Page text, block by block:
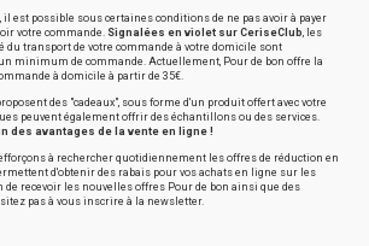
est possible sous certaines conditions de ne pas avoir à payer
votre commande. Signalées en violet sur CeriseClub, les
transport de votre commande à votre domicile sont
minimum de commande. Actuellement, Pour de bon offre la
à domicile à partir de 35€.
des "cadeaux", sous forme d'un produit offert avec votre
peuvent également offrir des échantillons ou des services.
des avantages de la vente en ligne !
à rechercher quotidiennement les offres de réduction en
d'obtenir des rabais pour vos achats en ligne sur les
de recevoir les nouvelles offres Pour de bon ainsi que des
pas à vous inscrire à la newsletter.